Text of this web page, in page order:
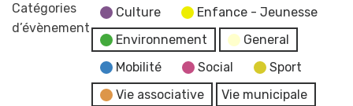
Catégories
d’évènement
Culture
Enfance - Jeunesse
Environnement
General
Mobilité
Social
Sport
Vie associative
Vie municipale